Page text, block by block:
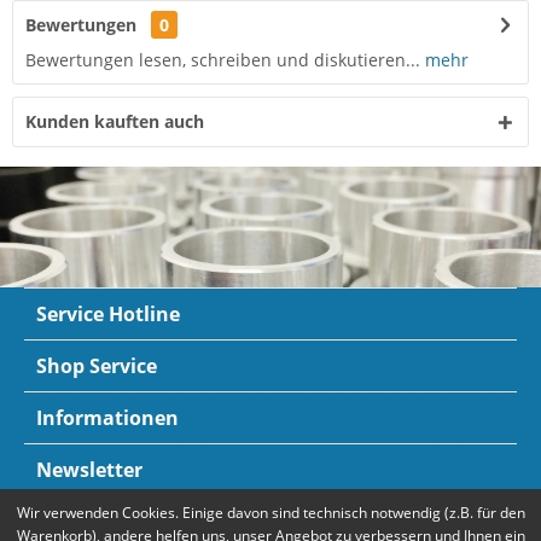
Bewertungen
0
Bewertungen lesen, schreiben und diskutieren... mehr
Kunden kauften auch
Service Hotline
Shop Service
Informationen
Newsletter
Zahlungsarten Mehr Informationen
Wir verwenden Cookies. Einige davon sind technisch notwendig (z.B. für den
Warenkorb), andere helfen uns, unser Angebot zu verbessern und Ihnen ein